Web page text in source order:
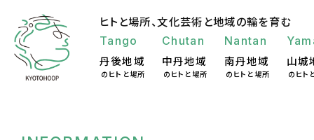
ヒトと場所、文化芸術と地域の輪を育む
Tango
丹後地域
のヒトと場所
Chutan
中丹地域
のヒトと場所
Nantan
南丹地域
のヒトと場所
山城
のヒト